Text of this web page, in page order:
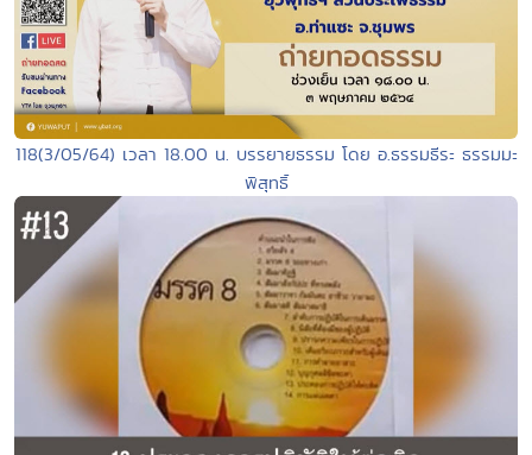
118(3/05/64) เวลา 18.00 น. บรรยายธรรม โดย อ.ธรรมธีระ ธรรมมะ
พิสุทธิ์